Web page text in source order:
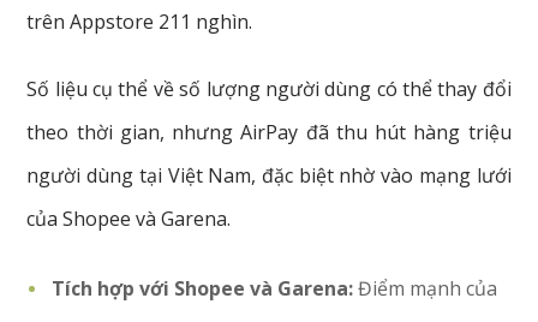
trên Appstore 211 nghìn.
Số liệu cụ thể về số lượng người dùng có thể thay đổi
theo thời gian, nhưng AirPay đã thu hút hàng triệu
người dùng tại Việt Nam, đặc biệt nhờ vào mạng lưới
của Shopee và Garena.
Tích hợp với Shopee và Garena:Điểm mạnh của